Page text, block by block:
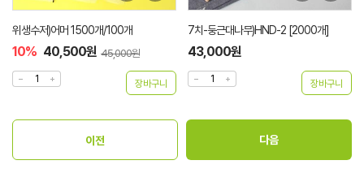
위생수저)어머 1500개/100개
10% 40,500원 45,000원
7치-둥근대나무)HND-2 [2000개]
43,000원